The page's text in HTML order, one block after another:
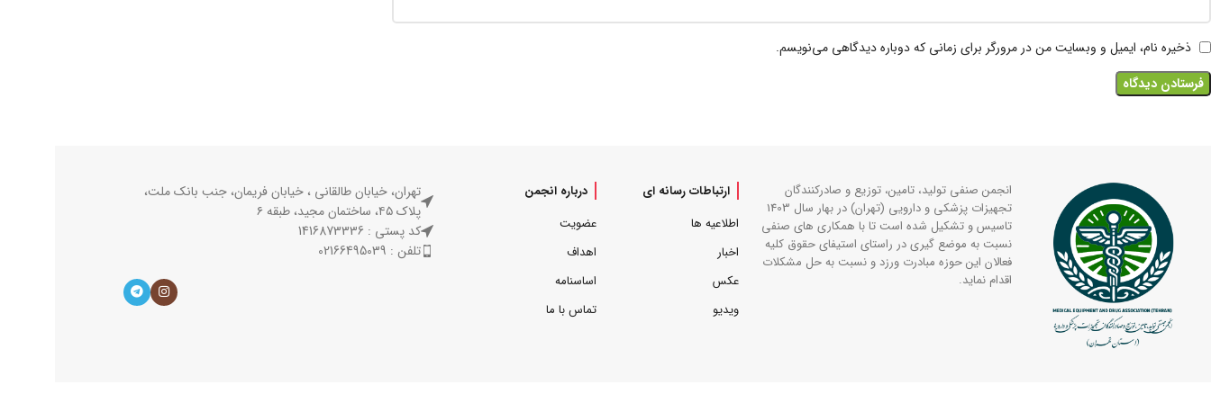
ذخیره نام، ایمیل و وبسایت من در مرورگر برای زمانی که دوباره دیدگاهی می‌نویسم.
انجمن صنفی تولید، تامین، توزیع و صادرکنندگان
تجهیزات پزشکی و دارویی (تهران) در بهار سال 1403
تاسیس و تشکیل شده است تا با همکاری های صنفی
نسبت به موضع گیری در راستای استیفای حقوق کلیه
فعالان این حوزه مبادرت ورزد و نسبت به حل مشکلات
اقدام نماید.
ارتباطات رسانه ای
اطلاعیه ها
اخبار
عکس
ویدیو
درباره انجمن
عضویت
اهداف
اساسنامه
تماس با ما
تهران، خیابان طالقانی ، خیابان فریمان، جنب بانک ملت،
پلاک ۴۵، ساختمان مجید، طبقه ۶
کد پستی : 1416873336
تلفن : 02166495039